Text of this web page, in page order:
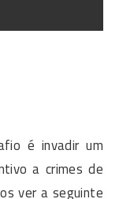
é invadir um
a crimes de
ver a seguinte